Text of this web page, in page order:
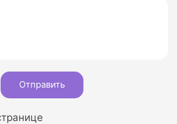
Отправить